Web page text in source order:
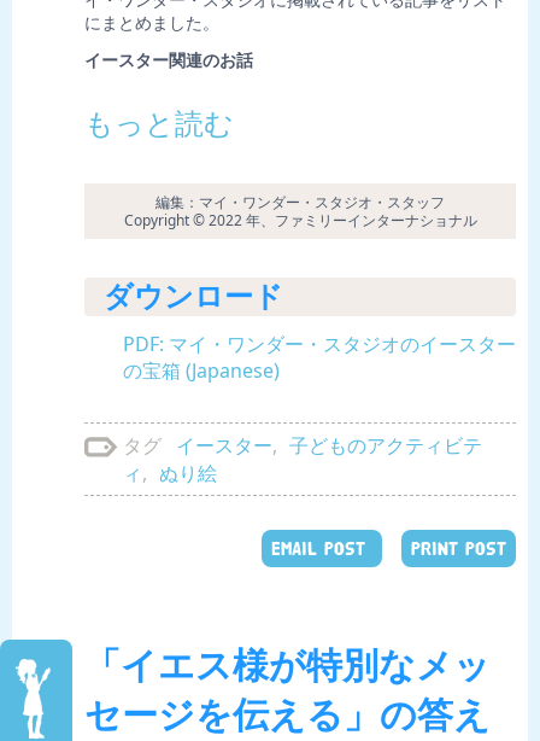
にまとめました。
イースター関連のお話
もっと読む
編集：マイ・ワンダー・スタジオ・スタッフ
Copyright © 2022 年、ファミリーインターナショナル
ダウンロード
PDF: マイ・ワンダー・スタジオのイースター
の宝箱 (Japanese)
タグ イースター, 子どものアクティビテ
ィ, ぬり絵
EMAIL POST PRINT POST
「イエス様が特別なメッ
セージを伝える」の答え